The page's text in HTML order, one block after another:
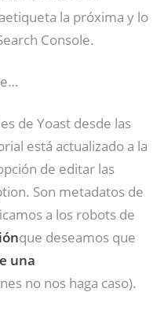
la próxima y lo
Console.
de Yoast desde las
está actualizado a la
de editar las
Son metadatos de
a los robots de
que deseamos que
una
no nos haga caso).